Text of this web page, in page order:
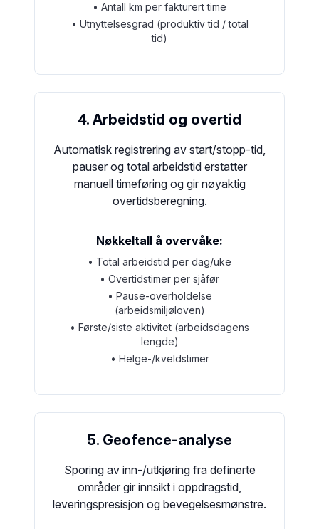
• Antall km per fakturert time
• Utnyttelsesgrad (produktiv tid / total
tid)
4. Arbeidstid og overtid
Automatisk registrering av start/stopp-tid,
pauser og total arbeidstid erstatter
manuell timeføring og gir nøyaktig
overtidsberegning.
Nøkkeltall å overvåke:
• Total arbeidstid per dag/uke
• Overtidstimer per sjåfør
• Pause-overholdelse
(arbeidsmiljøloven)
• Første/siste aktivitet (arbeidsdagens
lengde)
• Helge-/kveldstimer
5. Geofence-analyse
Sporing av inn-/utkjøring fra definerte
områder gir innsikt i oppdragstid,
leveringspresisjon og bevegelsesmønstre.